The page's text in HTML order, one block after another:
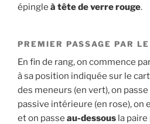
épingle à tête de verre rouge.
PREMIER PASSAGE PAR
En fin de rang, on commence
à sa position indiquée sur le
des meneurs (en vert), on passe
passive intérieure (en rose), on
et on passe au-dessous la